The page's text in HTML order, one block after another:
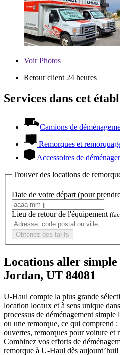
VoirPhotos
Retour client 24 heures
Services dans cet
Camions de
Remorques et
Accessoires de
Trouver des locations de
Date de votre départ (pour
Lieu de retour de l'équipement
Obtenez des tarifs
Locations aller
Jordan, UT 84081
U-Haul compte la plus grande
location locaux et à sens unique
processus de déménagement
ou une remorque, ce qui comprend :
ouvertes, remorques pour voiture et
Combinez vos efforts de
remorque à U-Haul dès aujourd’hui!